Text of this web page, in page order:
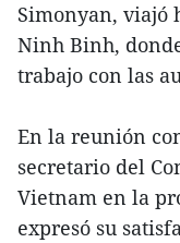
Simonyan, viajó
Ninh Binh,
trabajo con las
En la reunión
secretario del
Vietnam en la
expresó su